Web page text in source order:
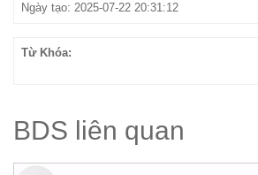
Ngày tạo: 2025-07-22 20:31:12
Từ Khóa:
BDS liên quan